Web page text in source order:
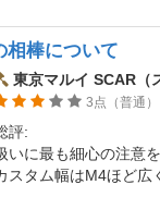
相棒について
東京マルイ SCAR（
3点（普通）
評:
いに最も細心の注意を払って
タム幅はM4ほど広くないが、「ミニSが使える」